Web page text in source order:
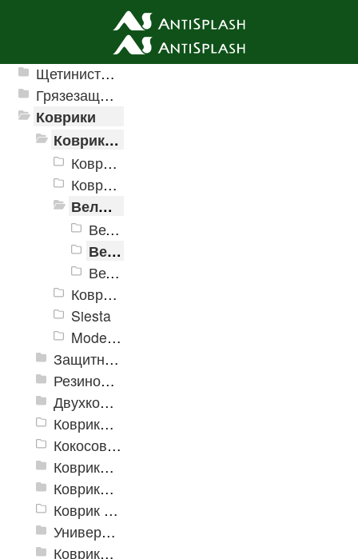
Ячеистые грязезащитные покрытия
Щетинистые покрытия
Грязезащитные, влаговпитывающие покрытия
Коврики
Коврики влаговпитывающие
Коврики влаговпитывающие Velur
Коврики влаговпитывающие "Hall"
Велюровые дорожки
Велюровая дорожка ширина 800мм
Велюровая дорожка ширина 1000мм
Велюровая дорожка ширина 1200мм
Коврики Принтованные
Siesta
Modemo
Защитные коврики и лотки
Резиновые коврики
Двухкомпонентные коврики
Коврики на пенорезине
Кокосовые коврики
Коврики для ванн
Коврики и дорожки пористые (Лапша)
Коврик флокированный
Универсальные коврики
Коврики хлопковые